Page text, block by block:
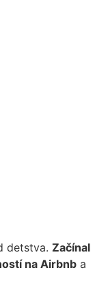
detstva. Začínal
na Airbnb a